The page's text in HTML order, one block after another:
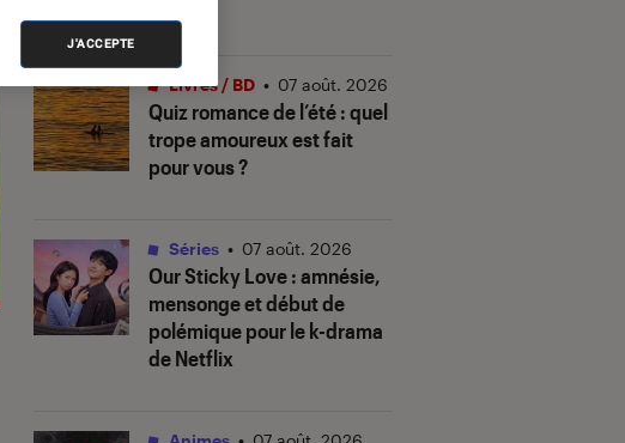
Quiz romance de l’été : quel
trope amoureux est fait
pour vous ?
Livres / BD • 07 août. 2026
Our Sticky Love: amnésie,
mensonge et début de
polémique pour le k-drama
de Netflix
Séries • 07 août. 2026
J'ACCEPTE